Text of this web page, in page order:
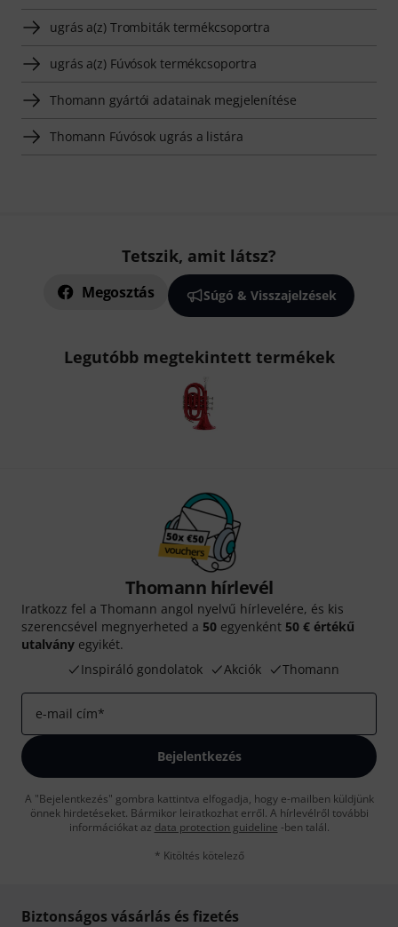
ugrás a(z) Trombiták termékcsoportra
ugrás a(z) Fúvósok termékcsoportra
Thomann gyártói adatainak megjelenítése
Thomann Fúvósok ugrás a listára
Tetszik, amit látsz?
Megosztás Súgó & Visszajelzések
Legutóbb megtekintett termékek
Thomann hírlevél
Iratkozz fel a Thomann angol nyelvű hírlevelére, és kis
szerencsével megnyerheted a 50 egyenként 50 € értékű
utalvány egyikét.
Inspiráló gondolatok
Akciók Thomann
e-mail cím*
Bejelentkezés
A "Bejelentkezés" gombra kattintva elfogadja, hogy e-mailben küldjünk
önnek hirdetéseket. Bármikor leiratkozhat erről. A hírlevélről további
információkat az data protection guideline -ben talál.
* Kitöltés kötelező
Biztonságos vásárlás és fizetés